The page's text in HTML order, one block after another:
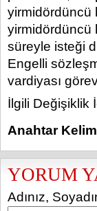
yirmidördüncü
yirmidördüncü
süreyle isteği
Engelli
vardiyası
İlgili Değişiklik
Anahtar
YORUM
Adınız,